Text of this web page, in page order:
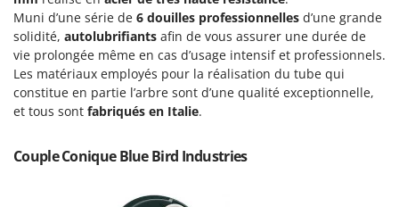
Tondeuses autoportées
Tondeuses débroussailleuses thermiques
Trancheuses
Trancheuses de sol
Transpalettes
Tronçonneuses
Lampacrescia - MGM
Landxcape
LAR Casalinghi
Lavor
Linea VZ
Lotusgrill
Muni d’une série de 6 douilles professionnelles d’une grande
solidité, autolubrifiants afin de vous assurer une durée de
vie prolongée même en cas d’usage intensif et professionnels.
Les matériaux employés pour la réalisation du tube qui
constitue en partie l’arbre sont d’une qualité exceptionnelle,
et tous sont fabriqués en Italie.
Couple Conique Blue Bird Industries